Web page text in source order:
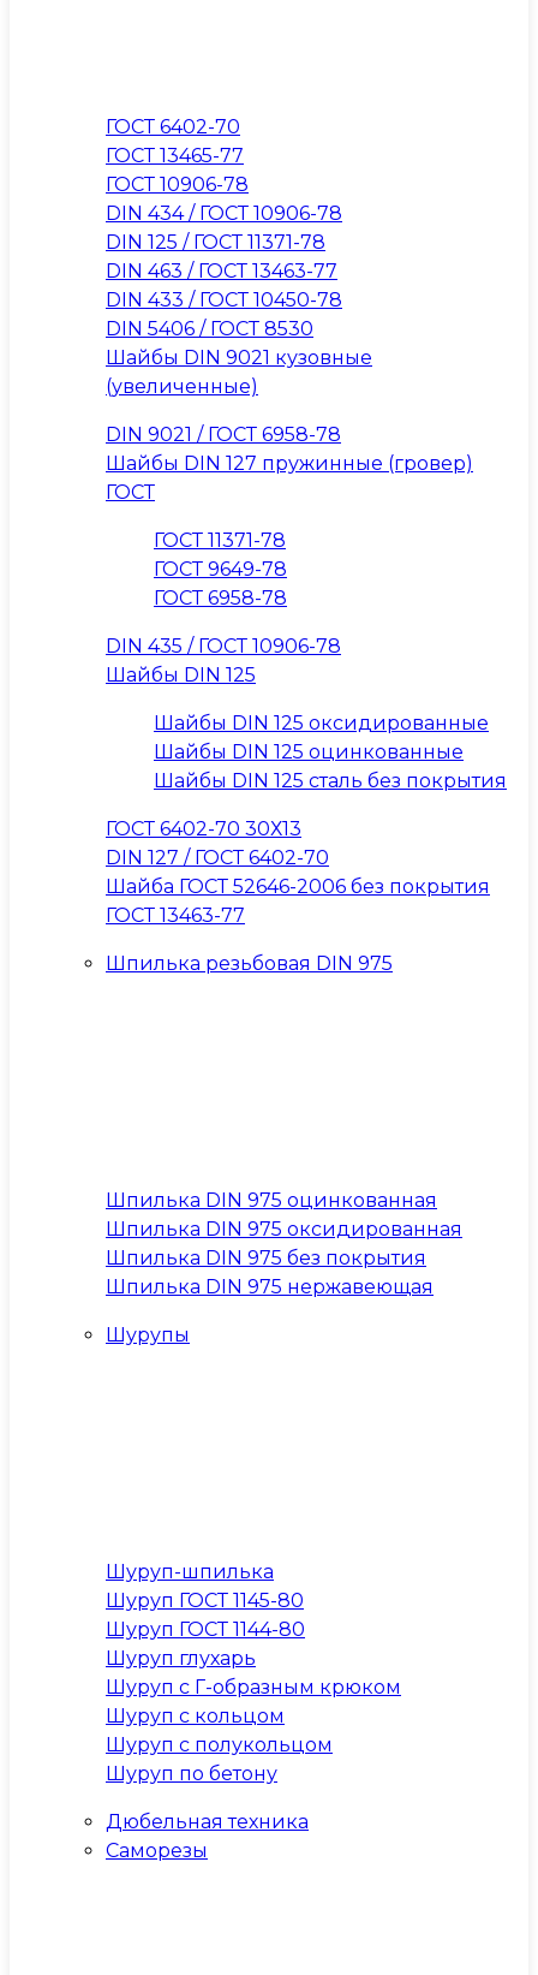
ГОСТ 6402-70
ГОСТ 13465-77
ГОСТ 10906-78
DIN 434 / ГОСТ 10906-78
DIN 125 / ГОСТ 11371-78
DIN 463 / ГОСТ 13463-77
DIN 433 / ГОСТ 10450-78
DIN 5406 / ГОСТ 8530
Шайбы DIN 9021 кузовные
(увеличенные)
DIN 9021 / ГОСТ 6958-78
Шайбы DIN 127 пружинные (гровер)
ГОСТ
ГОСТ 11371-78
ГОСТ 9649-78
ГОСТ 6958-78
DIN 435 / ГОСТ 10906-78
Шайбы DIN 125
Шайбы DIN 125 оксидированные
Шайбы DIN 125 оцинкованные
Шайбы DIN 125 сталь без покрытия
ГОСТ 6402-70 30Х13
DIN 127 / ГОСТ 6402-70
Шайба ГОСТ 52646-2006 без покрытия
ГОСТ 13463-77
Шпилька резьбовая DIN 975
Шпилька DIN 975 оцинкованная
Шпилька DIN 975 оксидированная
Шпилька DIN 975 без покрытия
Шпилька DIN 975 нержавеющая
Шурупы
Шуруп-шпилька
Шуруп ГОСТ 1145-80
Шуруп ГОСТ 1144-80
Шуруп глухарь
Шуруп с Г-образным крюком
Шуруп с кольцом
Шуруп с полукольцом
Шуруп по бетону
Дюбельная техника
Саморезы